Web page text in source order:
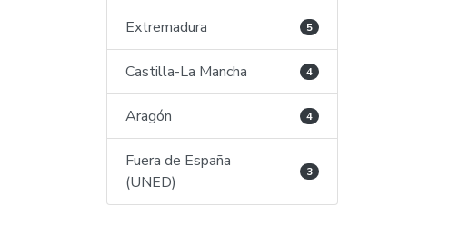
Extremadura 5
Castilla-La Mancha 4
Aragón 4
Fuera de España
(UNED)
3